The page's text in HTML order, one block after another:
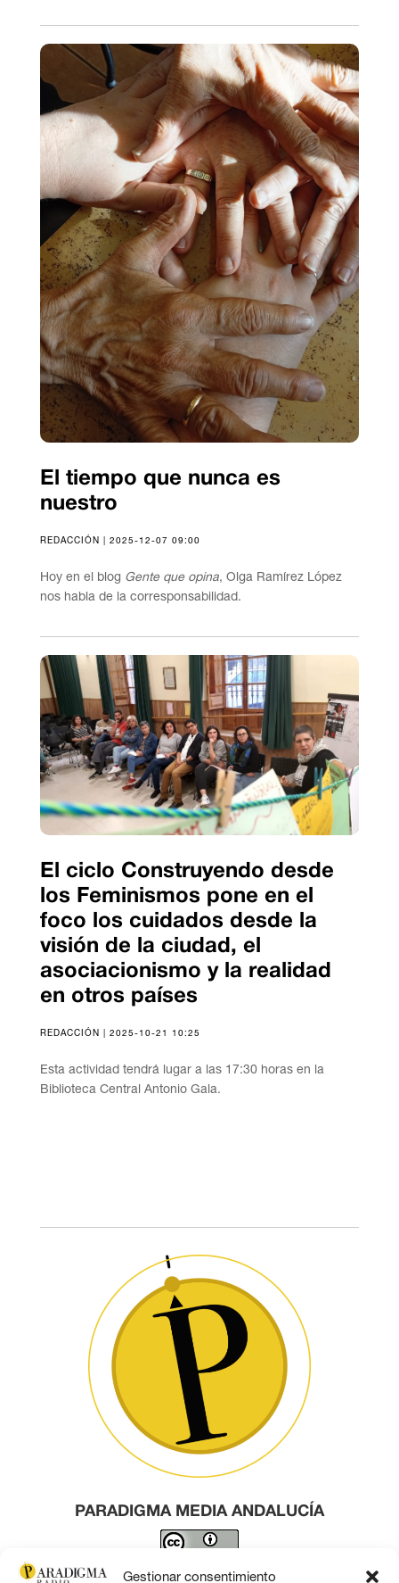
Gestionar consentimiento
El tiempo que nunca es
nuestro
REDACCIÓN | 2025-12-07 09:00
Hoy en el blog Gente que opina, Olga Ramírez López
nos habla de la corresponsabilidad.
El ciclo Construyendo desde
los Feminismos pone en el
foco los cuidados desde la
visión de la ciudad, el
asociacionismo y la realidad
en otros países
REDACCIÓN | 2025-10-21 10:25
Esta actividad tendrá lugar a las 17:30 horas en la
Biblioteca Central Antonio Gala.
PARADIGMA MEDIA ANDALUCÍA
Este obra está bajo una licencia de Creative Commons